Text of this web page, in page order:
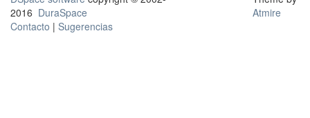
2016 DuraSpace
Contacto | Sugerencias
Atmire